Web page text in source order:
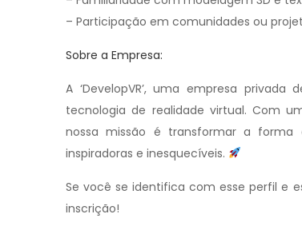
– Participação em comunidades ou
Sobre a Empresa:
A ‘DevelopVR’, uma empresa
tecnologia de realidade virtual. Com
nossa missão é transformar a forma
inspiradoras e inesquecíveis.
Se você se identifica com esse perfil e
inscrição!